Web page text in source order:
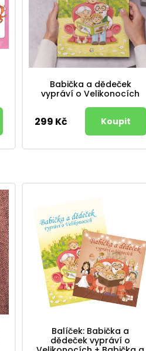
Babička a dědeček
vypráví o Velikonocích
299 Kč
Balíček: Babička a
dědeček vypráví o